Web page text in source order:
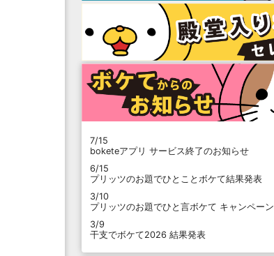
7/15
boketeアプリ サービス終了のお知らせ
6/15
プリッツのお題でひとことボケて結果発表
3/10
プリッツのお題でひと言ボケて キャンペーン
3/9
干支でボケて2026 結果発表